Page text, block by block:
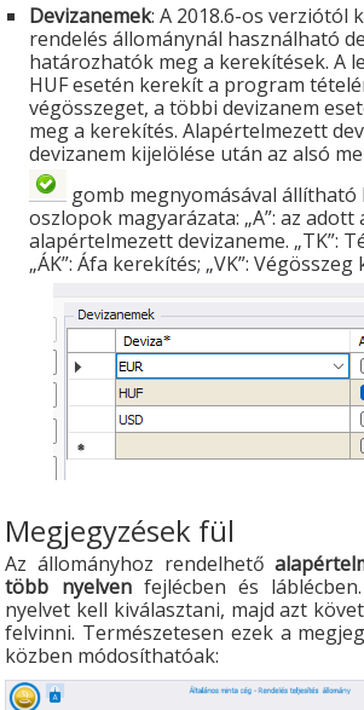
Devizanemek: A 2018.6-os verziótól
rendelés állománynál használható
határozhatók meg a kerekítések. A
HUF esetén kerekít a program
végösszeget, a többi devizanem
meg a kerekítés. Alapértelmezett
devizanem kijelölése után az alsó
gomb megnyomásával állítható
oszlopok magyarázata: „A”: az adott
alapértelmezett devizaneme. „TK”:
„ÁK”: Áfa kerekítés; „VK”:
Megjegyzések fül
Az állományhoz rendelhető
több nyelvenfejlécben és
nyelvet kell kiválasztani, majd azt
felvinni. Természetesen ezek a
közben módosíthatóak: